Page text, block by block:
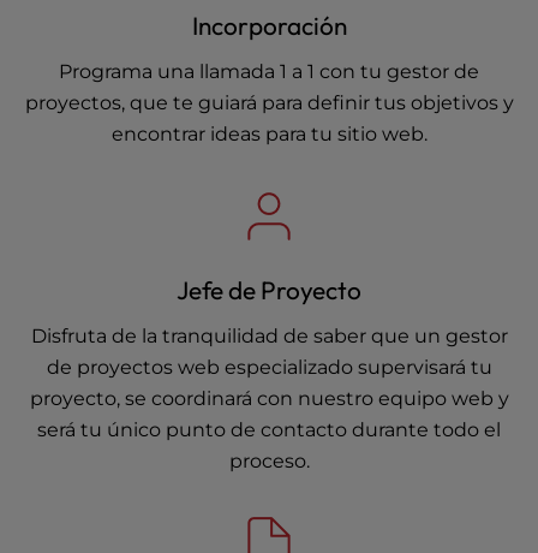
Incorporación
Programa una llamada 1 a 1 con tu gestor de
proyectos, que te guiará para definir tus objetivos y
encontrar ideas para tu sitio web.
Jefe de Proyecto
Disfruta de la tranquilidad de saber que un gestor
de proyectos web especializado supervisará tu
proyecto, se coordinará con nuestro equipo web y
será tu único punto de contacto durante todo el
proceso.